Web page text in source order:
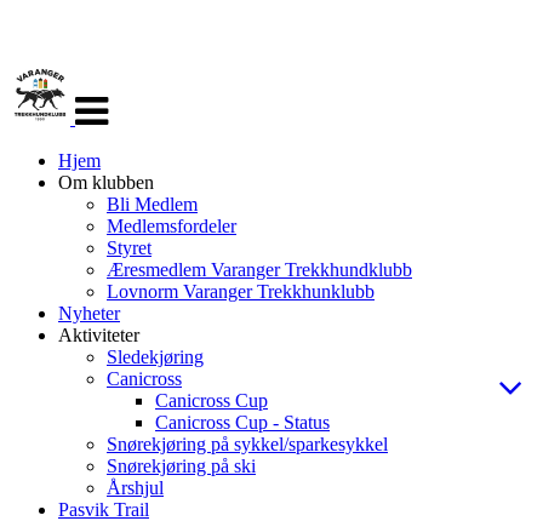
navigasjon
Hjem
Om klubben
Bli Medlem
Medlemsfordeler
Styret
Æresmedlem Varanger Trekkhundklubb
Lovnorm Varanger Trekkhunklubb
Nyheter
Aktiviteter
Sledekjøring
Canicross
Canicross Cup
Canicross Cup - Status
Snørekjøring på sykkel/sparkesykkel
Snørekjøring på ski
Årshjul
Pasvik Trail